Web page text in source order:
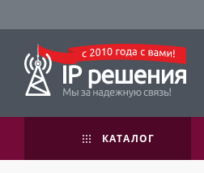
КАТАЛОГ